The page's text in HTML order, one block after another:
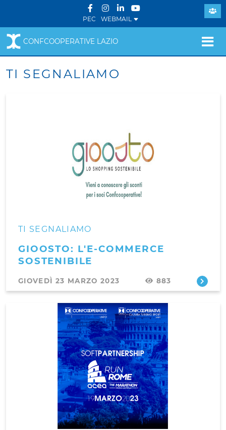
PEC WEBMAIL
CONFCOOPERATIVE LAZIO
TI SEGNALIAMO
TI SEGNALIAMO
GIOOSTO: L'E-COMMERCE
SOSTENIBILE
GIOVEDÌ 23 MARZO 2023 883